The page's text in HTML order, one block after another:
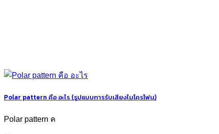
Polar pattern คือ อะไร (รูปแบบการรับเสียงไมโครโฟน)
Polar pattern ค